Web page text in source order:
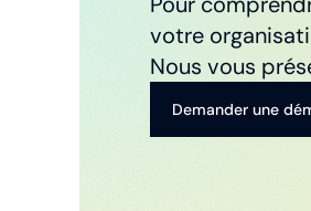
votre
Nous vous
Demander une